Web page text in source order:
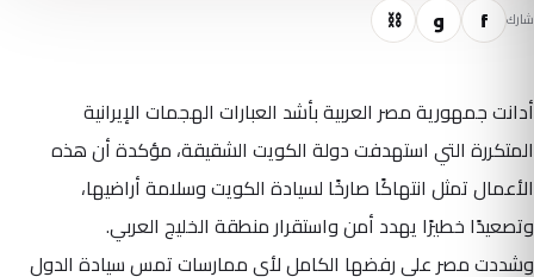
شارك f و ⛓
أدانت جمهورية مصر العربية بأشد العبارات الهجمات الإيرانية
المتكررة التي استهدفت دولة الكويت الشقيقة، مؤكدة أن هذه
الأعمال تمثل انتهاكًا صارخًا لسيادة الكويت وسلامة أراضيها،
وتصعيدًا خطيرًا يهدد أمن واستقرار منطقة الخليج العربي.
وشددت مصر على رفضها الكامل لأي ممارسات تمس سيادة الدول